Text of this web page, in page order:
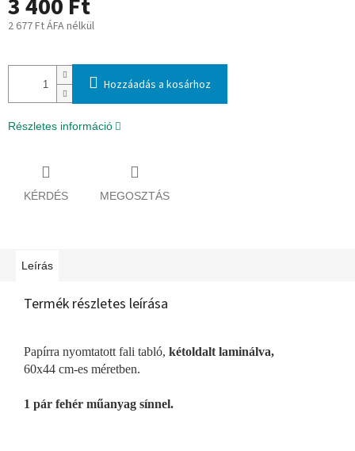
3 400 Ft
2 677 Ft ÁFA nélkül
Hozzáadás a kosárhoz
Részletes információ
KÉRDÉS MEGOSZTÁS
Leírás
Termék részletes leírása
Papírra nyomtatott fali tabló, kétoldalt laminálva,
60x44 cm-es méretben.
1 pár fehér műanyag sínnel.